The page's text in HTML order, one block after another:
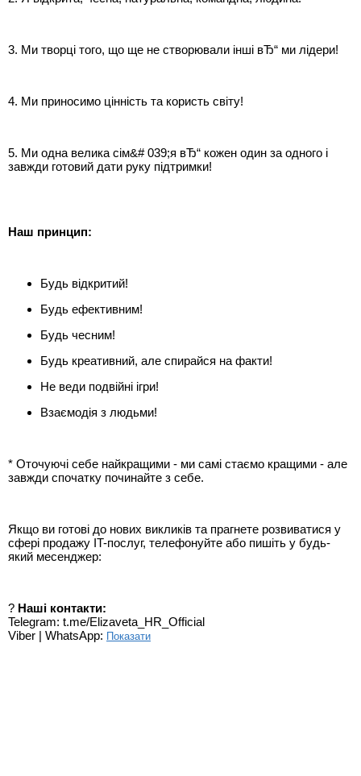
3. Ми творці того, що ще не створювали інші вЂ“ ми лідери!
4. Ми приносимо цінність та користь світу!
5. Ми одна велика сім&# 039;я вЂ“ кожен один за одного і
завжди готовий дати руку підтримки!
Наш принцип:
Будь відкритий!
Будь ефективним!
Будь чесним!
Будь креативний, але спирайся на факти!
Не веди подвійні ігри!
Взаємодія з людьми!
* Оточуючі себе найкращими - ми самі стаємо кращими - але
завжди спочатку починайте з себе.
Якщо ви готові до нових викликів та прагнете розвиватися у
сфері продажу IT-послуг, телефонуйте або пишіть у будь-
який месенджер:
? Наші контакти:
Telegram: t.me/Elizaveta_HR_Official
Viber | WhatsApp: Показати